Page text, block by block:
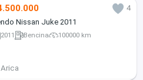
4
Nissan Juke 2011
2011 Bencina 100000 km
Arica